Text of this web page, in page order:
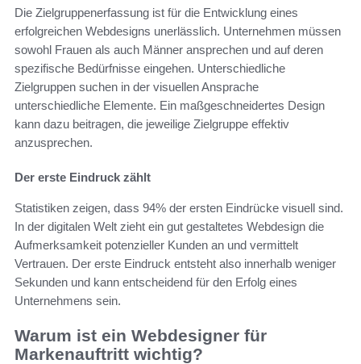
Die Zielgruppenerfassung ist für die Entwicklung eines
erfolgreichen Webdesigns unerlässlich. Unternehmen müssen
sowohl Frauen als auch Männer ansprechen und auf deren
spezifische Bedürfnisse eingehen. Unterschiedliche
Zielgruppen suchen in der visuellen Ansprache
unterschiedliche Elemente. Ein maßgeschneidertes Design
kann dazu beitragen, die jeweilige Zielgruppe effektiv
anzusprechen.
Der erste Eindruck zählt
Statistiken zeigen, dass 94% der ersten Eindrücke visuell sind.
In der digitalen Welt zieht ein gut gestaltetes Webdesign die
Aufmerksamkeit potenzieller Kunden an und vermittelt
Vertrauen. Der erste Eindruck entsteht also innerhalb weniger
Sekunden und kann entscheidend für den Erfolg eines
Unternehmens sein.
Warum ist ein Webdesigner für
Markenauftritt wichtig?